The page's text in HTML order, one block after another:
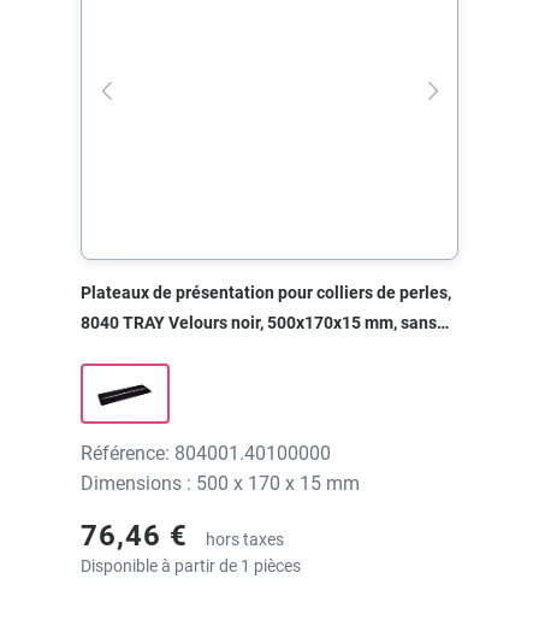
Plateaux de présentation pour colliers de perles,
8040 TRAY Velours noir, 500x170x15 mm, sans
Référence: 804001.40100000
Dimensions : 500 x 170 x 15 mm
76,46 €
hors taxes
Disponible à partir de 1 pièces